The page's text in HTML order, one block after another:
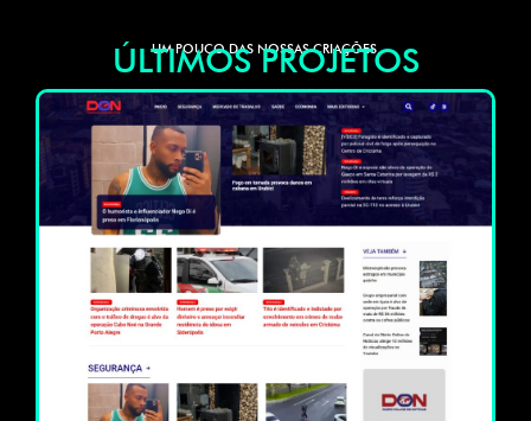
UM POUCO DAS NOSSAS CRIAÇÕES.
ÚLTIMOS PROJETOS